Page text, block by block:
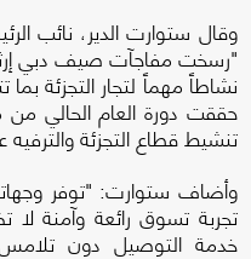
وقال ستوارت الدير، نائب
"رسخت مفاجآت صيف دبي
نشاطاً مهماً لتجار التجزئة
حققت دورة العام الحالي
تنشيط قطاع التجزئة والترفيه
وأضاف ستوارت: "توفر وجهاتنا
تجربة تسوق رائعة وآمنة
خدمة التوصيل دون